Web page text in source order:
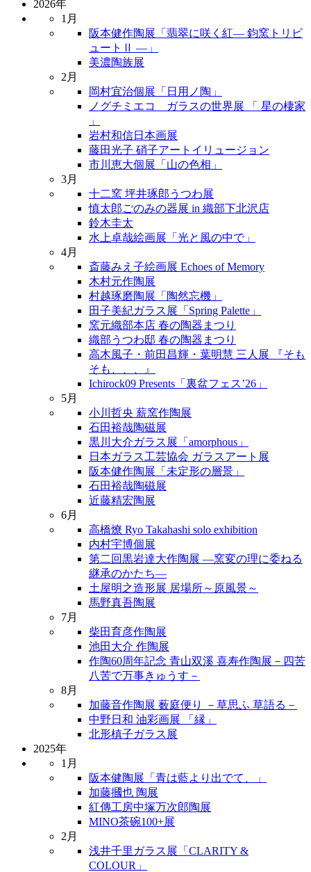
2026年
1月
阪本健作陶展「翡翠に咲く紅― 鈞窯トリビ
ュートⅡ ―」
美濃陶族展
2月
岡村宜治個展「日用ノ陶」
ノグチミエコ ガラスの世界展 「 星の棲家
」
岩村和信日本画展
藤田光子 硝子アートイリュージョン
市川恵大個展「山の色相」
3月
十二窯 坪井琢郎うつわ展
慎太郎ごのみの器展 in 織部下北沢店
鈴木圭太
水上卓哉絵画展「光と風の中で」
4月
斎藤みえ子絵画展 Echoes of Memory
木村元作陶展
村越琢磨陶展「陶然忘機」
田子美紀ガラス展「Spring Palette」
窯元織部本店 春の陶器まつり
織部うつわ邸 春の陶器まつり
高木風子・前田昌輝・葉明慧 三人展 『そも
そも、、、』
Ichirock09 Presents「裏盆フェス’26」
5月
小川哲央 薪窯作陶展
石田裕哉陶磁展
黒川大介ガラス展「amorphous」
日本ガラス工芸協会 ガラスアート展
阪本健作陶展「未定形の層景」
石田裕哉陶磁展
近藤精宏陶展
6月
高橋燎 Ryo Takahashi solo exhibition
内村宇博個展
第二回黒岩達大作陶展 ―窯変の理に委ねる
継承のかたち―
土屋明之造形展 居場所～原風景～
馬野真吾陶展
7月
柴田育彦作陶展
池田大介 作陶展
作陶60周年記念 青山双溪 喜寿作陶展－四苦
八苦で万事きゅうす－
8月
加藤音作陶展 薮庭便り －草思ふ 草語る－
中野日和 油彩画展 「縁」
北形槙子ガラス展
2025年
1月
阪本健陶展「青は藍より出でて、」
加藤摑也 陶展
紅傳工房中塚万次郎陶展
MINO茶碗100+展
2月
浅井千里ガラス展「CLARITY &
COLOUR」